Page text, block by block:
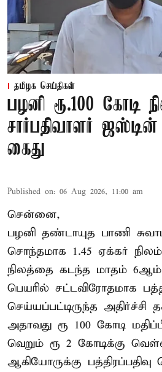
தமிழக செய்திகள்
பழனி ரூ.100 கோடி
சார்பதிவாளர்
கைது
Published on: 06 Aug 2026, 11:00 am
சென்னை,
பழனி தண்டாயுத பாணி
சொந்தமாக 1.45 ஏக்கர்
நிலத்தை கடந்த மாதம் 6ஆம்
பெயரில் சட்டவிரோதமாக
செய்யப்பட்டிருந்த அதிர்ச்சி
அதாவது ரூ 100 கோடி
வெறும் ரூ 2 கோடிக்கு
ஆகியோருக்கு